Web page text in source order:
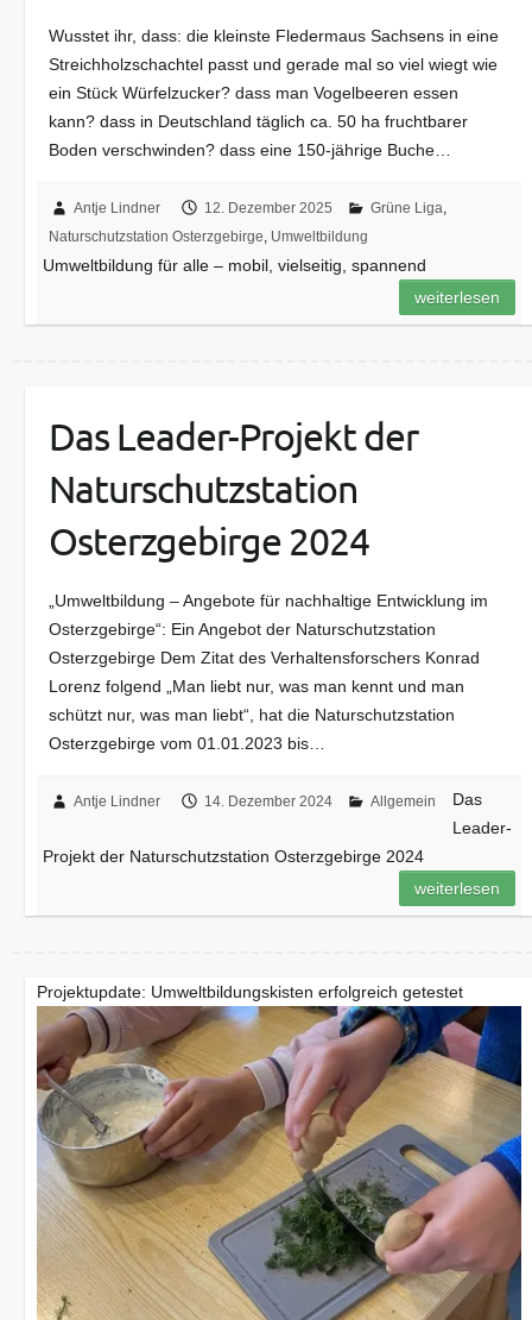
Wusstet ihr, dass: die kleinste Fledermaus Sachsens in eine
Streichholzschachtel passt und gerade mal so viel wiegt wie
ein Stück Würfelzucker? dass man Vogelbeeren essen
kann? dass in Deutschland täglich ca. 50 ha fruchtbarer
Boden verschwinden? dass eine 150-jährige Buche…
Antje Lindner 12. Dezember 2025 Grüne Liga
Naturschutzstation Osterzgebirge Umweltbildung
Umweltbildung für alle – mobil, vielseitig, spannend
weiterlesen
Das Leader-Projekt der
Naturschutzstation
Osterzgebirge 2024
„Umweltbildung – Angebote für nachhaltige Entwicklung im
Osterzgebirge“: Ein Angebot der Naturschutzstation
Osterzgebirge Dem Zitat des Verhaltensforschers Konrad
Lorenz folgend „Man liebt nur, was man kennt und man
schützt nur, was man liebt“, hat die Naturschutzstation
Osterzgebirge vom 01.01.2023 bis…
Antje Lindner 14. Dezember 2024 Allgemein
Das
Leader-
Projekt der Naturschutzstation Osterzgebirge 2024
weiterlesen
Projektupdate: Umweltbildungskisten erfolgreich getestet